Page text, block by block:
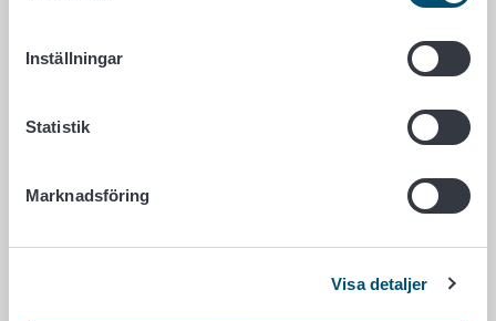
Inställningar
Statistik
Marknadsföring
Visa detaljer
Tjänster – stöd